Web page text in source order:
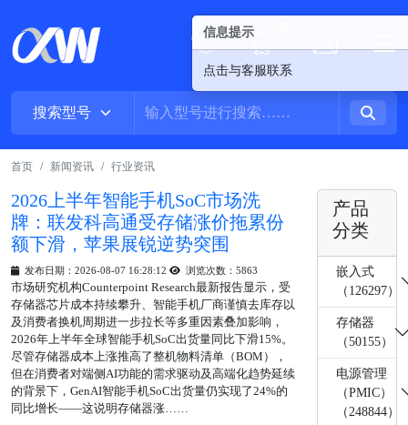
信息提示
点击与客服联系
首页 新闻资讯 行业资讯
2026上半年智能手机SoC市场洗
牌：联发科高通受存储涨价拖累份
额下滑，苹果展锐逆势突围
发布日期：2026-08-07 16:28:12 浏览次数：5863
市场研究机构Counterpoint Research最新报告显示，受
存储器芯片成本持续攀升、智能手机厂商谨慎去库存以
及消费者换机周期进一步拉长等多重因素叠加影响，
2026年上半年全球智能手机SoC出货量同比下滑15%。
尽管存储器成本上涨推高了整机物料清单（BOM），
但在消费者对端侧AI功能的需求驱动及高端化趋势延续
的背景下，GenAI智能手机SoC出货量仍实现了24%的
同比增长——这说明存储器涨……
产品
分类
嵌入式
（126297）
存储器
（50155）
电源管理
（PMIC）
（248844）